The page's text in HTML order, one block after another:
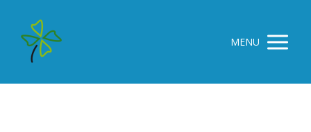
MENU